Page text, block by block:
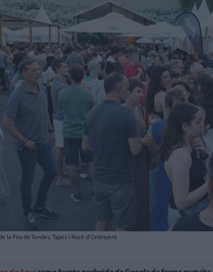
la Fira de Tendes, Tapes i Rock d’Ontinyent